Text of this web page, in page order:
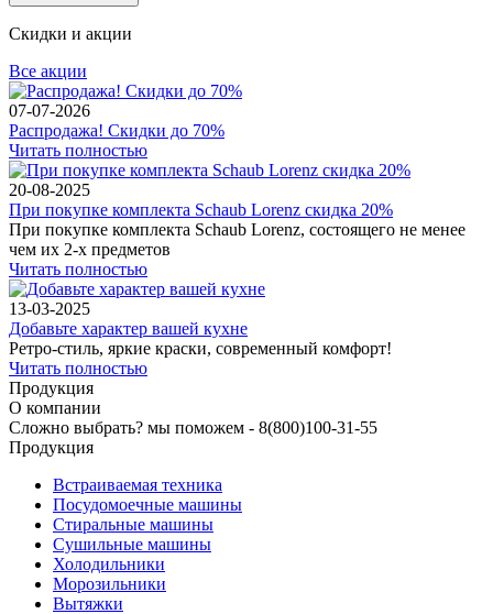
Скидки и акции
Все акции
07-07-2026
Распродажа! Скидки до 70%
Читать полностью
20-08-2025
При покупке комплекта Schaub Lorenz скидка 20%
При покупке комплекта Schaub Lorenz, состоящего не менее
чем их 2-х предметов
Читать полностью
13-03-2025
Добавьте характер вашей кухне
Ретро-стиль, яркие краски, современный комфорт!
Читать полностью
Продукция
О компании
Сложно выбрать? мы поможем - 8(800)100-31-55
Продукция
Встраиваемая техника
Посудомоечные машины
Стиральные машины
Сушильные машины
Холодильники
Морозильники
Вытяжки